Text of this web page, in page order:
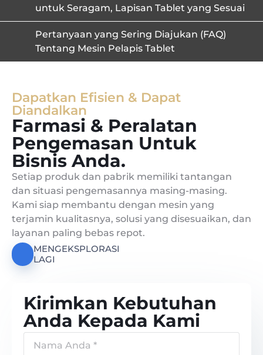
untuk Seragam, Lapisan Tablet yang Sesuai
Pertanyaan yang Sering Diajukan (FAQ)
Tentang Mesin Pelapis Tablet
Dapatkan Efisien & Dapat
Diandalkan
Farmasi & Peralatan
Pengemasan Untuk
Bisnis Anda.
Setiap produk dan pabrik memiliki tantangan
dan situasi pengemasannya masing-masing.
Kami siap membantu dengan mesin yang
terjamin kualitasnya, solusi yang disesuaikan, dan
layanan paling bebas repot.
MENGEKSPLORASI
LAGI
Kirimkan Kebutuhan
Anda Kepada Kami